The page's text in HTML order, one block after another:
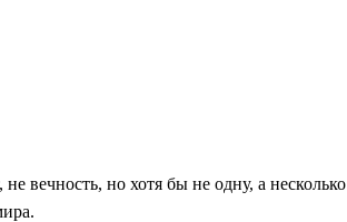
вечность, но хотя бы не одну, а несколько